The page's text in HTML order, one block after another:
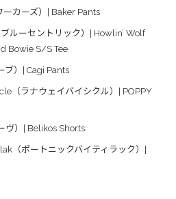
カーズ）| Baker Pants
ルーセントリック）| Howlin’ Wolf
Bowie S/S Tee
ブ）| Cagi Pants
（ラナウェイバイシクル）| POPPY
ヴ）| Belikos Shorts
（ポートニックバイティラック）|